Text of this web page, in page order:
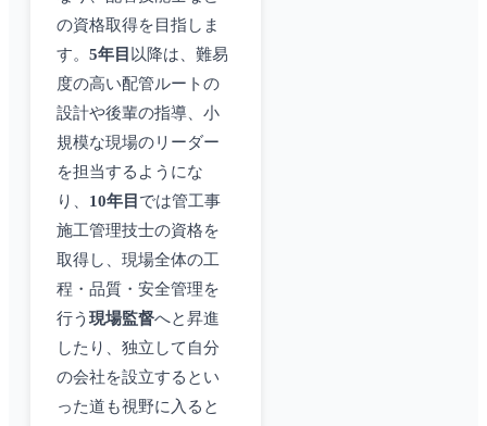
の資格取得を目指しま
す。 5年目 以降は、難易
度の高い配管ルートの
設計や後輩の指導、小
規模な現場のリーダー
を担当するようにな
り、 10年目 では管工事
施工管理技士の資格を
取得し、現場全体の工
程・品質・安全管理を
行う 現場監督へと昇進
したり、独立して自分
の会社を設立するとい
った道も視野に入ると